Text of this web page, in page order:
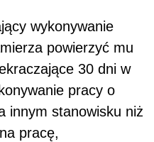
wykonywanie
powierzyć mu
30 dni w
pracy o
innym stanowisku niż
pracę,